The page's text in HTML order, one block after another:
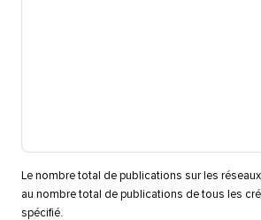
Le nombre total de publications sur les
au nombre total de publications de tous les
spécifié.​​